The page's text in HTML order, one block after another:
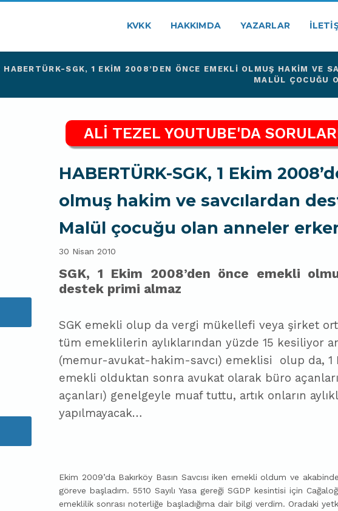
KVKK HAKKIMDA YAZARLAR
HABERTÜRK-SGK, 1 EKIM 2008’DEN ÖNCE EMEKLI OLMUŞ HAKIM VE
MALÜL ÇOCUĞU
ALİ TEZEL YOUTUBE'DA
HABERTÜRK-SGK, 1 Ekim
olmuş hakim ve savcılardan
Malül çocuğu olan anneler
30 Nisan 2010
SGK, 1 Ekim 2008’den önce emekli
destek primi almaz
SGK emekli olup da vergi mükellefi veya şirket
tüm emeklilerin aylıklarından yüzde 15 kesiliyor
(memur-avukat-hakim-savcı) emeklisi
olup da, 1
emekli olduktan sonra avukat olarak büro
açanları) genelgeyle muaf tuttu, artık onların
yapılmayacak…
Ekim 2009’da Bakırköy Basın Savcısı iken emekli oldum ve
göreve başladım. 5510 Sayılı Yasa gereği SGDP kesintisi için
emeklilik sonrası noterliğe başladığıma dair bilgi verdim. Oradaki